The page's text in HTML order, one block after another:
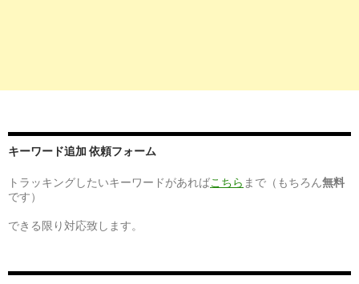
キーワード追加 依頼フォーム
トラッキングしたいキーワードがあればこちら まで（もちろん無料
です）
できる限り対応致します。